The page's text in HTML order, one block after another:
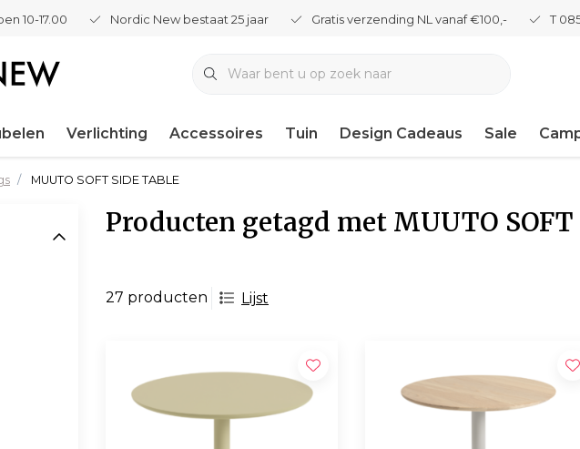
10-17.00 Nordic New bestaat 25 jaar Gratis verzending NL vanaf €100,- T
Verlichting Accessoires Tuin Design Cadeaus Sale
MUUTO SOFT SIDE TABLE
Producten getagd met MUUTO SOFT
27 producten Lijst